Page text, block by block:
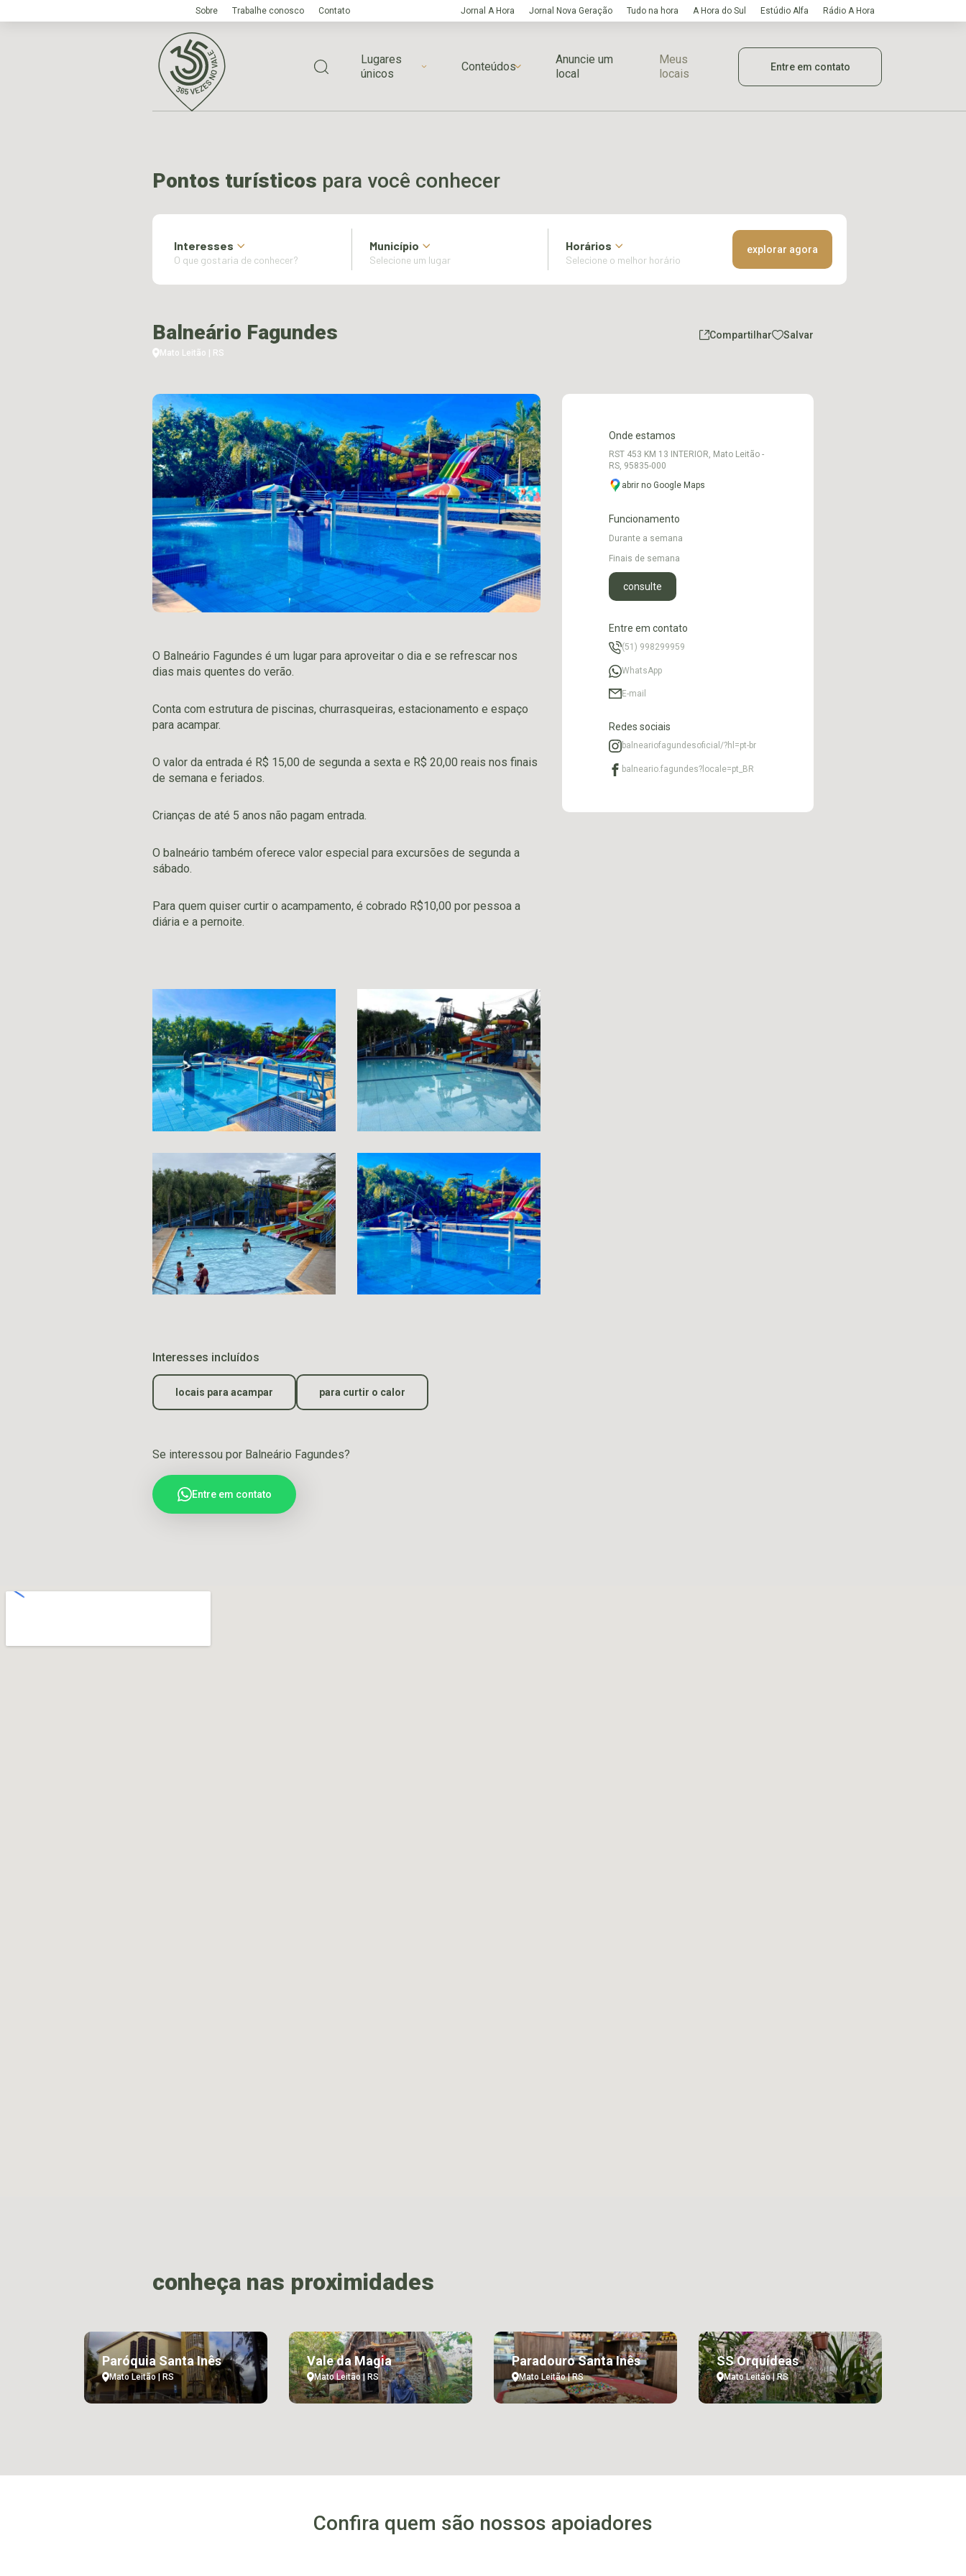
Sobre Trabalhe conosco Contato Jornal A Hora Jornal Nova Geração Tudo na hora A Hora do Sul Estúdio Alfa Rádio A Hora
Lugares
únicos
Conteúdos
Anuncie um
local
Meus
locais
Entre em contato
Pontos turísticos para você conhecer
Interesses Município Horários explorar agora
Balneário Fagundes
Mato Leitão | RS
Compartilhar Salvar
O Balneário Fagundes é um lugar para aproveitar o dia e se refrescar nos
dias mais quentes do verão.
Conta com estrutura de piscinas, churrasqueiras, estacionamento e espaço
para acampar.
O valor da entrada é R$ 15,00 de segunda a sexta e R$ 20,00 reais nos finais
de semana e feriados.
Crianças de até 5 anos não pagam entrada.
O balneário também oferece valor especial para excursões de segunda a
sábado.
Para quem quiser curtir o acampamento, é cobrado R$10,00 por pessoa a
diária e a pernoite.
Interesses incluídos
locais para acampar para curtir o calor
Se interessou por Balneário Fagundes?
Entre em contato
Onde estamos
RST 453 KM 13 INTERIOR, Mato Leitão -
RS, 95835-000
abrir no Google Maps
Funcionamento
Durante a semana
Finais de semana
consulte
Entre em contato
(51) 998299959
WhatsApp
E-mail
Redes sociais
balneariofagundesoficial/?hl=pt-br
balneario.fagundes?locale=pt_BR
conheça nas proximidades
Paróquia Santa Inês
Mato Leitão | RS
Vale da Magia
Mato Leitão | RS
Paradouro Santa Inês
Mato Leitão | RS
SS Orquídeas
Mato Leitão | RS
Confira quem são nossos apoiadores